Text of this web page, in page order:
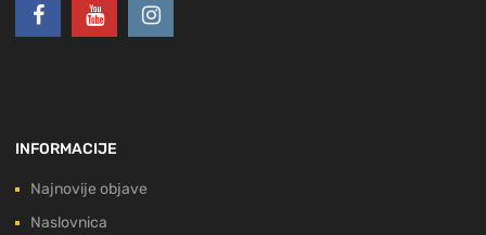
INFORMACIJE
Najnovije objave
Naslovnica